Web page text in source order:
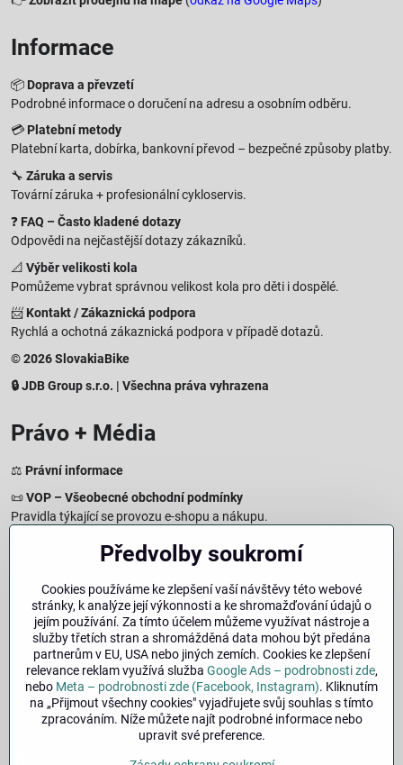
Informace
📦 Doprava a převzetí
Podrobné informace o doručení na adresu a osobním odběru.
💳 Platební metody
Platební karta, dobírka, bankovní převod – bezpečné způsoby platby.
🔧 Záruka a servis
Tovární záruka + profesionální cykloservis.
❓ FAQ – Často kladené dotazy
Odpovědi na nejčastější dotazy zákazníků.
📐 Výběr velikosti kola
Pomůžeme vybrat správnou velikost kola pro děti i dospělé.
📨 Kontakt / Zákaznická podpora
Rychlá a ochotná zákaznická podpora v případě dotazů.
© 2026 SlovakiaBike
🔒 JDB Group s.r.o. | Všechna práva vyhrazena
Právo + Média
⚖️ Právní informace
📜VOP – Všeobecné obchodní podmínky
Pravidla týkající se provozu e-shopu a nákupu.
Zásady zpracování osobních údajů
Jak chráníme a zpracováváme vaše osobní údaje.
Informace o cookies
Informace o používaných cookies a zpracování údajů na webu.
Právo na odstoupení – 14denní vrácení
Postup a podmínky odstoupení od nákupu.
Impresum
Údaje o provozovateli a právní informace.
Bezpečnost
Instagram
Předvolby soukromí
Cookies používáme ke zlepšení vaší návštěvy této webové
stránky, k analýze její výkonnosti a ke shromažďování údajů o
jejím používání. Za tímto účelem můžeme využívat nástroje a
služby třetích stran a shromážděná data mohou být předána
partnerům v EU, USA nebo jiných zemích. Cookies ke zlepšení
relevance reklam využívá služba Google Ads – podrobnosti zde,
nebo Meta – podrobnosti zde (Facebook, Instagram). Kliknutím
na „Přijmout všechny cookies" vyjadřujete svůj souhlas s tímto
zpracováním. Níže můžete najít podrobné informace nebo
upravit své preference.